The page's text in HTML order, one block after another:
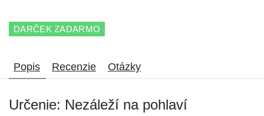
DARČEK ZADARMO
Popis Recenzie Otázky
Určenie: Nezáleží na pohlaví